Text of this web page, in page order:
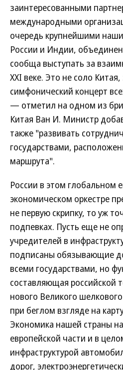
заинтересованными
международными
очередь крупнейшими
России и Индии,
сообща выступать за
XXI веке. Это не соло
симфонический концерт
— отметил на одном из
Китая Ван И. Министр
также "развивать
государствами,
маршрута".
России в этом глобальном
экономическом оркестре
не первую скрипку, то уж
подпевках. Пусть еще не
учредителей в
подписаны обязывающие
всеми государствами, но
составляющая российской
нового Великого
при беглом взгляде на
Экономика нашей страны
европейской части и в
инфраструктурой
дорог,